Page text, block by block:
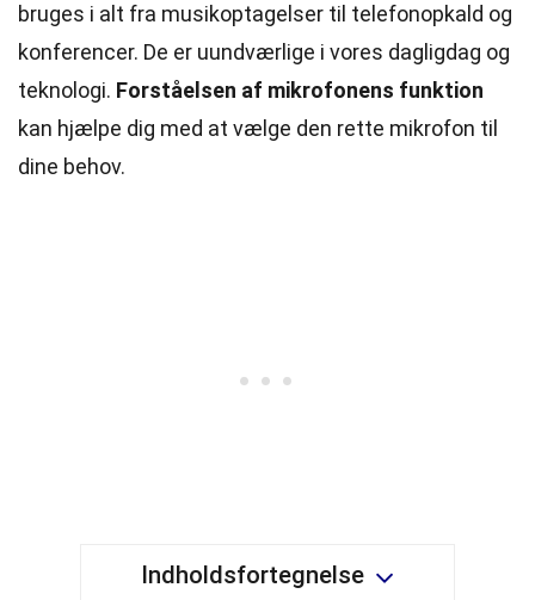
bruges i alt fra musikoptagelser til telefonopkald og
konferencer. De er uundværlige i vores dagligdag og
teknologi. Forståelsen af mikrofonens funktion
kan hjælpe dig med at vælge den rette mikrofon til
dine behov.
Indholdsfortegnelse